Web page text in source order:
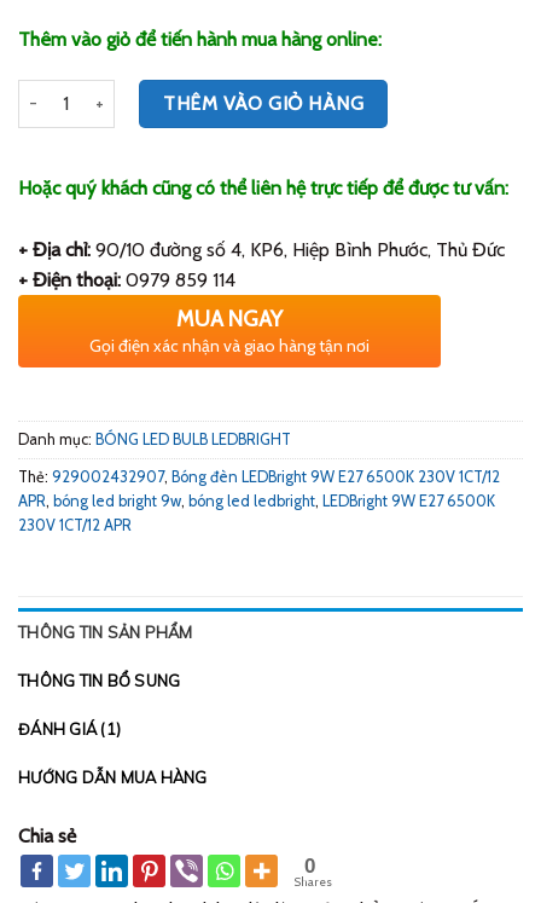
Thêm vào giỏ để tiến hành mua hàng online:
Số lượng THÊM VÀO GIỎ HÀNG
Hoặc quý khách cũng có thể liên hệ trực tiếp để được tư vấn:
+ Địa chỉ: 90/10 đường số 4, KP6, Hiệp Bình Phước, Thủ Đức
+ Điện thoại: 0979 859 114
MUA NGAY
Gọi điện xác nhận và giao hàng tận nơi
Danh mục: BÓNG LED BULB LEDBRIGHT
Thẻ: 929002432907, Bóng đèn LEDBright 9W E27 6500K 230V 1CT/12
APR, bóng led bright 9w, bóng led ledbright, LEDBright 9W E27 6500K
230V 1CT/12 APR
THÔNG TIN SẢN PHẨM
THÔNG TIN BỔ SUNG
ĐÁNH GIÁ (1)
HƯỚNG DẪN MUA HÀNG
Chia sẻ
0
Shares